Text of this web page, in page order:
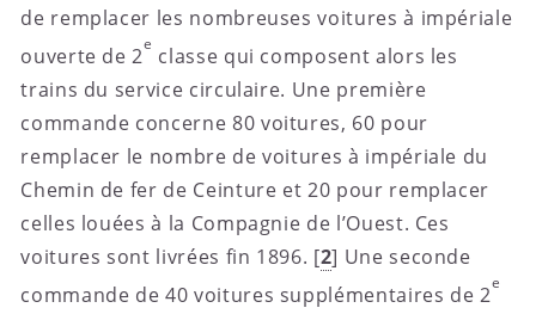
de remplacer les nombreuses voitures à impériale
ouverte de 2
e
classe qui composent alors les
trains du service circulaire. Une première
commande concerne 80 voitures, 60 pour
remplacer le nombre de voitures à impériale du
Chemin de fer de Ceinture et 20 pour remplacer
celles louées à la Compagnie de l’Ouest. Ces
voitures sont livrées fin 1896. [2] Une seconde
commande de 40 voitures supplémentaires de 2
e